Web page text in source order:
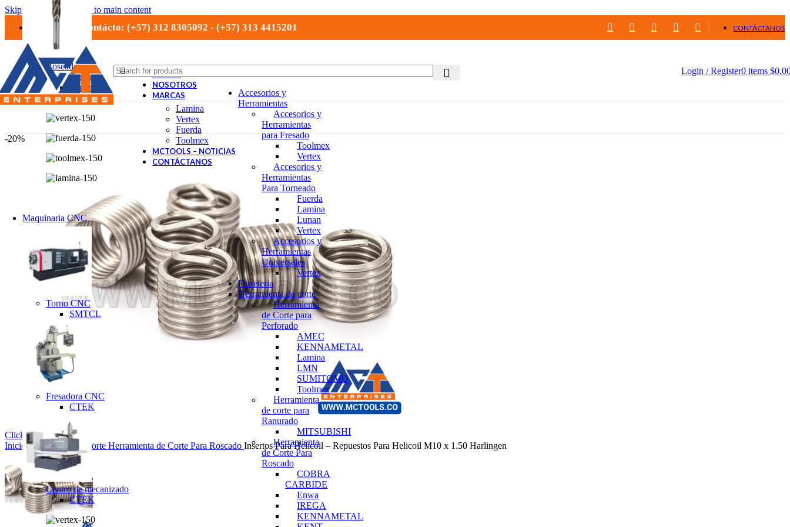
Skip to navigation Skip to main content
Números de contácto: (+57) 312 8305092 - (+57) 313 4415201 CONTÁCTANOS
Accesorios y
Herramientas
Accesorios y
Herramientas
para Fresado
Toolmex
Vertex
Accesorios y
Herramientas
Para Torneado
Fuerda
Lamina
Lunan
Vertex
Accesorios y
Herramientas
Universales
Vertex
Ferreteria
Herramienta de corte
Herramienta
de Corte para
Perforado
AMEC
KENNAMETAL
Lamina
LMN
SUMITOMO
Toolmex
Herramienta
de corte para
Ranurado
MITSUBISHI
Herramienta
de Corte Para
Roscado
COBRA
CARBIDE
Enwa
IREGA
KENNAMETAL
Login / Register0 items $
Roscado
Toolmex
Lamina
Vertex
Maquinaria CNC
Torno CNC
SMTCL
Fresadora CNC
CTEK
Centro de mecanizado
CTEK
TIENDA
NOSOTROS
MARCAS
Lamina
Vertex
Fuerda
Toolmex
MCTOOLS – NOTICIAS
CONTÁCTANOS
-20%
Click to enlarge
InicioHerramienta de corte Herramienta de Corte Para Roscado Insertos Para Helicoil – Repuestos Para Helicoil M10 x 1.50 Harlingen